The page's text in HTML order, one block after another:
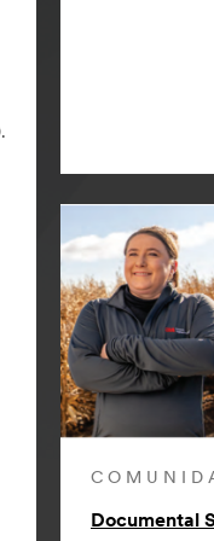
Documental